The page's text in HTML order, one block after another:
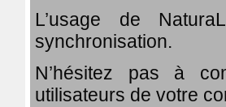
L’usage de
synchronisation.
N’hésitez pas à
utilisateurs de votre